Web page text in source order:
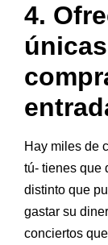
4.
Hay miles de
tú- tienes que
distinto que
gastar su
conciertos